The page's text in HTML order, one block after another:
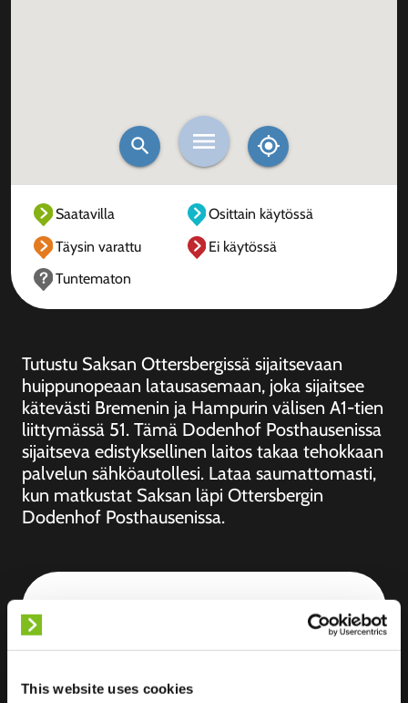
This website uses cookies
Saatavilla
Osittain käytössä
Täysin varattu
Ei käytössä
Tuntematon
Tutustu Saksan Ottersbergissä sijaitsevaan
huippunopeaan latausasemaan, joka sijaitsee
kätevästi Bremenin ja Hampurin välisen A1-tien
liittymässä 51. Tämä Dodenhof Posthausenissa
sijaitseva edistyksellinen laitos takaa tehokkaan
palvelun sähköautollesi. Lataa saumattomasti,
kun matkustat Saksan läpi Ottersbergin
Dodenhof Posthausenissa.
28870 Ottersberg